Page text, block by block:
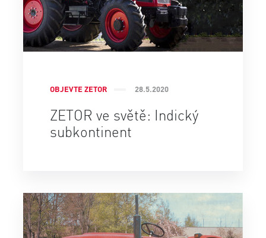
OBJEVTE ZETOR 28.5.2020
ZETOR ve světě: Indický
subkontinent